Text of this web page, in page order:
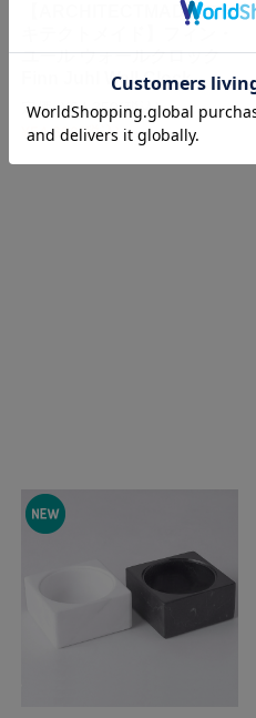
【ARCHITECTMADE/アー
ユール ウォールクロック
Finn Juhl Wall Clock
定価: ¥64,350(税込) ～
¥54,690(税込) ～